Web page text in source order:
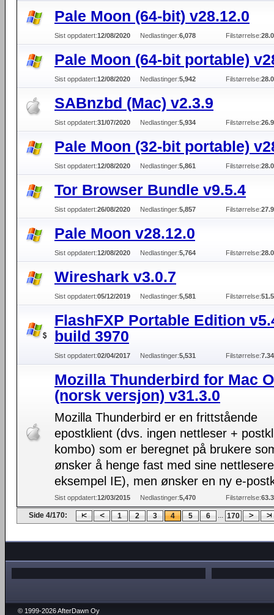
Pale Moon (64-bit) v28.12.0
Sist oppdatert:12/08/2020 Nedlastinger:6,078 Filstørrelse:
Pale Moon (64-bit portable)
Sist oppdatert:12/08/2020 Nedlastinger:5,942 Filstørrelse:
SABnzbd (Mac) v2.3.9
Sist oppdatert:31/07/2020 Nedlastinger:5,934 Filstørrelse:
Pale Moon (32-bit portable)
Sist oppdatert:12/08/2020 Nedlastinger:5,861 Filstørrelse:
Tor Browser Bundle v9.5.4
Sist oppdatert:26/08/2020 Nedlastinger:5,857 Filstørrelse:
Pale Moon v28.12.0
Sist oppdatert:12/08/2020 Nedlastinger:5,764 Filstørrelse:
Wireshark v3.0.7
Sist oppdatert:05/12/2019 Nedlastinger:5,581 Filstørrelse:
FlashFXP Portable Edition
build 3970
Sist oppdatert:02/04/2017 Nedlastinger:5,531 Filstørrelse:
Mozilla Thunderbird for Mac
(norsk versjon) v31.3.0
Mozilla Thunderbird er en frittstående
epostklient (dvs. ingen nettleser +
kombo) som er beregnet på brukere
ønsker å henge fast med sine
eksempel IE), men ønsker en ny e-
Sist oppdatert:12/03/2015 Nedlastinger:5,470 Filstørrelse:
Side 4/170: 1 2 3 4 5 6 ... 170
© 1999-2026 AfterDawn Oy